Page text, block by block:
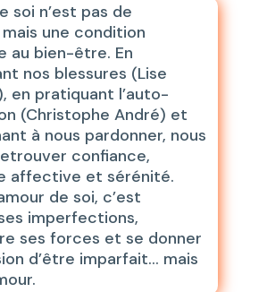
soi n’est pas de
mais une condition
au bien-être. En
nos blessures (Lise
en pratiquant l’auto-
(Christophe André) et
à nous pardonner, nous
confiance,
affective et sérénité.
de soi, c’est
imperfections,
ses forces et se donner
d’être imparfait… mais